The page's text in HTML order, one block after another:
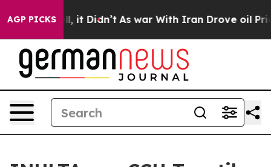
AGP PICKS
Well, it Didn’t As war With Iran Drove oil Prices